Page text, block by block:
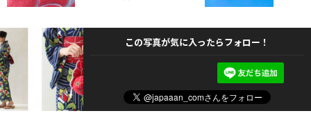
この写真が気に入ったらフォロー！